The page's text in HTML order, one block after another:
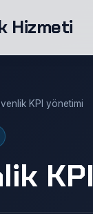
Hizmeti
KPI yönetimi